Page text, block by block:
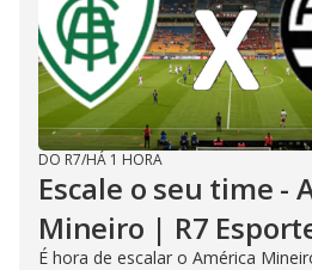
DO R7/HÁ 1 HORA
Escale o seu time -
Mineiro | R7
É hora de escalar o América